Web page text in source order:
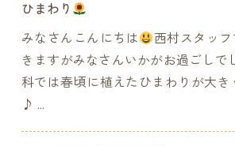
ひまわり
みなさんこんにちは
西村スタッ
きますがみなさんいかがお過ごしで
科では春頃に植えたひまわりが大き
♪ ...